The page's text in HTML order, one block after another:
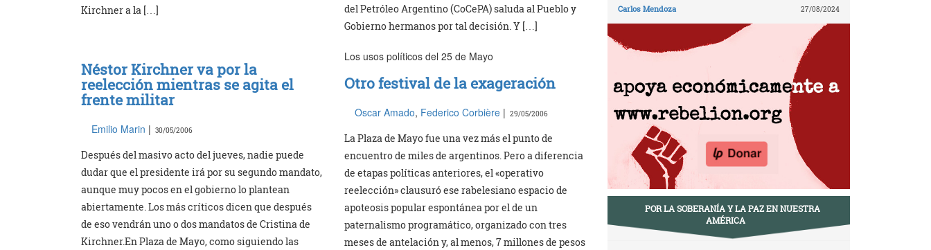
Kirchner a la […]
del Petróleo Argentino (CoCePA) saluda al Pueblo y
Gobierno hermanos por tal decisión. Y […]
Néstor Kirchner va por la
reelección mientras se agita el
frente militar
Emilio Marin | 30/05/2006
Después del masivo acto del jueves, nadie puede
dudar que el presidente irá por su segundo mandato,
aunque muy pocos en el gobierno lo plantean
abiertamente. Los más críticos dicen que después
de eso vendrán uno o dos mandatos de Cristina de
Kirchner.En Plaza de Mayo, como siguiendo las
Los usos políticos del 25 de Mayo
Otro festival de la exageración
Oscar Amado, Federico Corbière | 29/05/2006
La Plaza de Mayo fue una vez más el punto de
encuentro de miles de argentinos. Pero a diferencia
de etapas políticas anteriores, el «operativo
reelección» clausuró ese rabelesiano espacio de
apoteosis popular espontánea por el de un
paternalismo programático, organizado con tres
meses de antelación y, al menos, 7 millones de pesos
Carlos Mendoza 27/08/2024
POR LA SOBERANÍA Y LA PAZ EN NUESTRA
AMÉRICA